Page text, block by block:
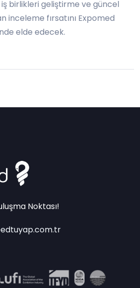
birlikleri geliştirme ve güncel
inceleme fırsatını Expomed
elde edecek.
Noktası!